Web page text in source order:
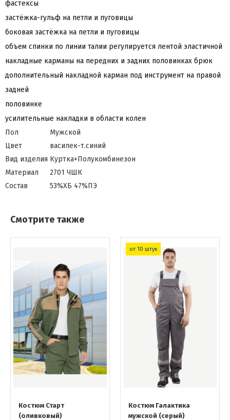
фастексы
застёжка-гульф на петли и пуговицы
боковая застёжка на петли и пуговицы
объем спинки по линии талии регулируется лентой эластичной
накладные карманы на передних и задних половинках брюк
дополнительный накладной карман под инструмент на правой
задней
половинке
усилительные накладки в области колен
Пол
Мужской
Цвет
василек-т.синий
Вид изделия Куртка+Полукомбинезон
Материал
2701 ЧШК
Состав
53%ХБ 47%ПЭ
Смотрите также
Костюм Старт
(оливковый)
от 10 штук
Костюм Галактика
мужской (серый)